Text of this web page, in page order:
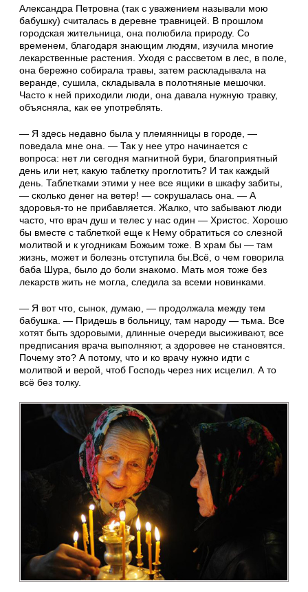
Александра Петровна (так с уважением называли мою
бабушку) считалась в деревне травницей. В прошлом
городская жительница, она полюбила природу. Со
временем, благодаря знающим людям, изучила многие
лекарственные растения. Уходя с рассветом в лес, в поле,
она бережно собирала травы, затем раскладывала на
веранде, сушила, складывала в полотняные мешочки.
Часто к ней приходили люди, она давала нужную травку,
объясняла, как ее употреблять.
— Я здесь недавно была у племянницы в городе, —
поведала мне она. — Так у нее утро начинается с
вопроса: нет ли сегодня магнитной бури, благоприятный
день или нет, какую таблетку проглотить? И так каждый
день. Таблетками этими у нее все ящики в шкафу забиты,
— сколько денег на ветер! — сокрушалась она. — А
здоровья-то не прибавляется. Жалко, что забывают люди
часто, что врач душ и телес у нас один — Христос. Хорошо
бы вместе с таблеткой еще к Нему обратиться со слезной
молитвой и к угодникам Божьим тоже. В храм бы — там
жизнь, может и болезнь отступила бы.Всё, о чем говорила
баба Шура, было до боли знакомо. Мать моя тоже без
лекарств жить не могла, следила за всеми новинками.
— Я вот что, сынок, думаю, — продолжала между тем
бабушка. — Придешь в больницу, там народу — тьма. Все
хотят быть здоровыми, длинные очереди высиживают, все
предписания врача выполняют, а здоровее не становятся.
Почему это? А потому, что и ко врачу нужно идти с
молитвой и верой, чтоб Господь через них исцелил. А то
всё без толку.